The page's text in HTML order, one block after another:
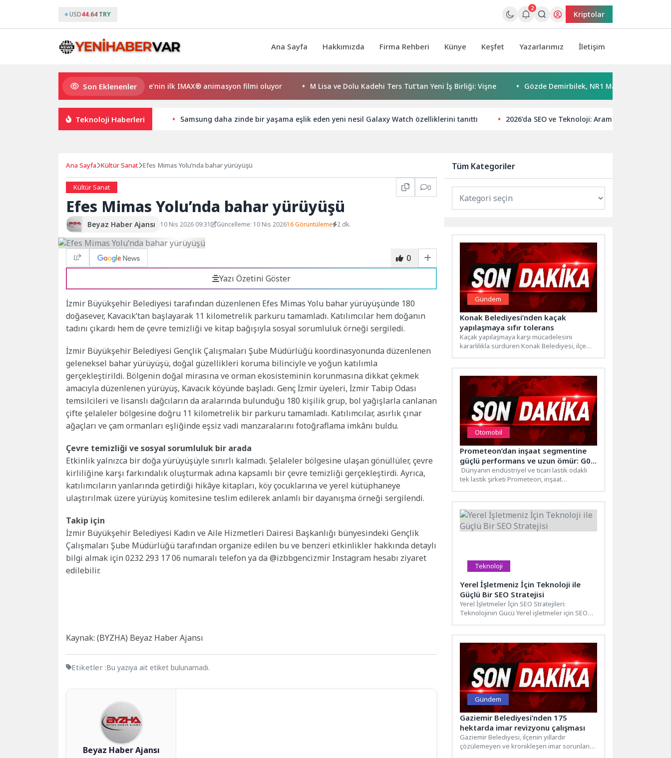
USD44.64 TRY
2
Kriptolar
Ana Sayfa Hakkımızda Firma Rehberi Künye Keşfet Yazarlarımız İletişim
Son Eklenenler
Gupi ve Gülmeyen Kral Türkiye’nin ilk IMAX® animasyon filmi oluyor M Lisa ve Dolu Kadehi Ters Tut’tan Yeni İş Birliği: Vişne Gözde Demirbilek, NR1 Magazin’de: ‘Son
Teknoloji Haberleri Samsung daha zinde bir yaşama eşlik eden yeni nesil Galaxy Watch özelliklerini tanıttı 2026’da SEO ve Teknoloji: Arama Motoru
Ana Sayfa Kültür Sanat Efes Mimas Yolu’nda bahar yürüyüşü
Kültür Sanat 0
Efes Mimas Yolu’nda bahar yürüyüşü
Beyaz Haber Ajansı 10 Nis 2026 09:31 Güncelleme: 10 Nis 202616 Görüntüleme 2 dk.
0
Yazı Özetini Göster
İzmir Büyükşehir Belediyesi tarafından düzenlenen Efes Mimas Yolu bahar yürüyüşünde 180
doğasever, Kavacık’tan başlayarak 11 kilometrelik parkuru tamamladı. Katılımcılar hem doğanın
tadını çıkardı hem de çevre temizliği ve kitap bağışıyla sosyal sorumluluk örneği sergiledi.
İzmir Büyükşehir Belediyesi Gençlik Çalışmaları Şube Müdürlüğü koordinasyonunda düzenlenen
geleneksel bahar yürüyüşü, doğal güzellikleri koruma bilinciyle ve yoğun katılımla
gerçekleştirildi. Bölgenin doğal mirasına ve orman ekosisteminin korunmasına dikkat çekmek
amacıyla düzenlenen yürüyüş, Kavacık köyünde başladı. Genç İzmir üyeleri, İzmir Tabip Odası
temsilcileri ve lisanslı dağcıların da aralarında bulunduğu 180 kişilik grup, bol yağışlarla canlanan
çifte şelaleler bölgesine doğru 11 kilometrelik bir parkuru tamamladı. Katılımcılar, asırlık çınar
ağaçları ve çam ormanları eşliğinde eşsiz vadi manzaralarını fotoğraflama imkânı buldu.
Çevre temizliği ve sosyal sorumluluk bir arada
Etkinlik yalnızca bir doğa yürüyüşüyle sınırlı kalmadı. Şelaleler bölgesine ulaşan gönüllüler, çevre
kirliliğine karşı farkındalık oluşturmak adına kapsamlı bir çevre temizliği gerçekleştirdi. Ayrıca,
katılımcıların yanlarında getirdiği hikâye kitapları, köy çocuklarına ve yerel kütüphaneye
ulaştırılmak üzere yürüyüş komitesine teslim edilerek anlamlı bir dayanışma örneği sergilendi.
Takip için
İzmir Büyükşehir Belediyesi Kadın ve Aile Hizmetleri Dairesi Başkanlığı bünyesindeki Gençlik
Çalışmaları Şube Müdürlüğü tarafından organize edilen bu ve benzeri etkinlikler hakkında detaylı
bilgi almak için 0232 293 17 06 numaralı telefon ya da @izbbgencizmir Instagram hesabı ziyaret
edilebilir.
Kaynak: (BYZHA) Beyaz Haber Ajansı
Etiketler :Bu yazıya ait etiket bulunamadı.
Beyaz Haber Ajansı
Tüm Kategoriler
Gündem
Konak Belediyesi’nden kaçak
yapılaşmaya sıfır tolerans
Kaçak yapılaşmaya karşı mücadelesini
kararlılıkla sürdüren Konak Belediyesi, ilçe
Otomobil
Prometeon’dan inşaat segmentine
güçlü performans ve uzun ömür: G02
PRO MULTIAXLE M1
Dünyanın endüstriyel ve ticari lastik odaklı
tek lastik şirketi Prometeon, inşaat
Teknoloji
Yerel İşletmeniz İçin Teknoloji ile
Güçlü Bir SEO Stratejisi
Yerel İşletmeler İçin SEO Stratejileri:
Teknolojinin Gücü Yerel işletmeler için SEO
Gündem
Gaziemir Belediyesi’nden 175
hektarda imar revizyonu çalışması
Gaziemir Belediyesi, ilçenin yıllardır
çözülemeyen ve kronikleşen imar sorunlarını